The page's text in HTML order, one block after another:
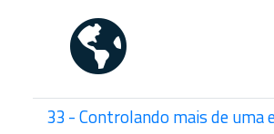
33 - Controlando mais de uma